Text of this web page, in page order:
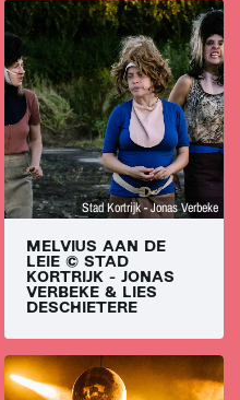
Stad Kortrijk - Jonas Verbeke
MELVIUS AAN DE
LEIE © STAD
KORTRIJK - JONAS
VERBEKE & LIES
DESCHIETERE